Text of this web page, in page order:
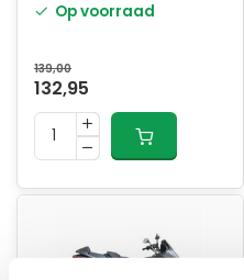
Op voorraad
139,00
132,95